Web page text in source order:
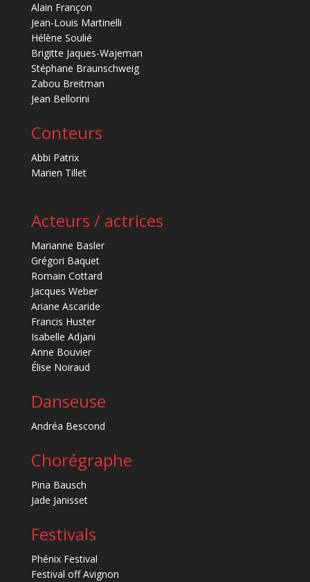
Alain Françon
Jean-Louis Martinelli
Hélène Soulié
Brigitte Jaques-Wajeman
Stéphane Braunschweig
Zabou Breitman
Jean Bellorini
Conteurs
Abbi Patrix
Marien Tillet
Acteurs / actrices
Marianne Basler
Grégori Baquet
Romain Cottard
Jacques Weber
Ariane Ascaride
Francis Huster
Isabelle Adjani
Anne Bouvier
Élise Noiraud
Danseuse
Andréa Bescond
Chorégraphe
Pina Bausch
Jade Janisset
Festivals
Phénix Festival
Festival off Avignon